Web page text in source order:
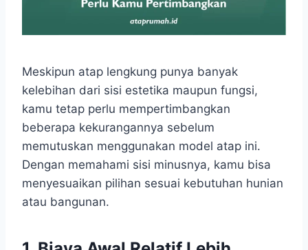
Meskipun atap lengkung punya banyak
kelebihan dari sisi estetika maupun fungsi,
kamu tetap perlu mempertimbangkan
beberapa kekurangannya sebelum
memutuskan menggunakan model atap ini.
Dengan memahami sisi minusnya, kamu bisa
menyesuaikan pilihan sesuai kebutuhan hunian
atau bangunan.